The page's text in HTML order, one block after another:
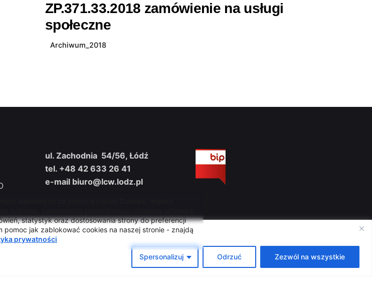
zapisanych za pomocą plików Cookies, między
statystyk oraz dostosowania strony do preferencji
jak zablokować cookies na naszej stronie - znajdą
prywatności
Spersonalizuj Odrzuć Zezwól na wszystkie
ZP.371.33.2018 zamówienie na usługi
społeczne
Archiwum_2018
ul. Zachodnia 54/56, Łódź
tel. +48 42 633 26 41
e-mail biuro@lcw.lodz.pl